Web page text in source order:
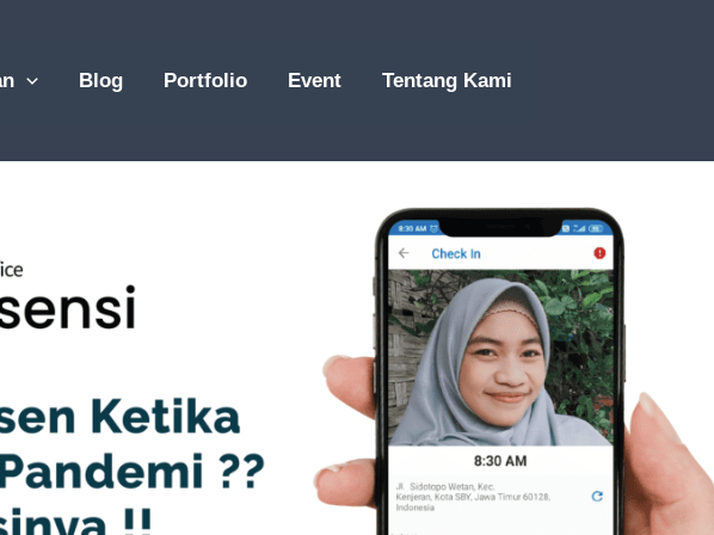
Blog Portfolio Event Tentang Kami